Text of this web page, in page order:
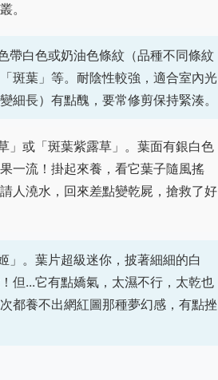
。
帶白色或奶油色條紋（品種不同條紋
斑葉」等。耐陰性較強，適合室內光
細長）有點醜，要常修剪保持緊湊。
」或「斑葉紫露草」。葉面有銀白色
一流！掛起來養，看它葉子隨風搖
人澆水，回來差點變乾屍，搶救了好
」。葉片超級迷你，披著細細的白
但...它有點嬌氣，太濕不行，太乾也
都養不出網紅圖那種夢幻感，有點挫